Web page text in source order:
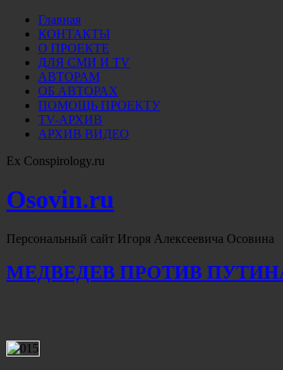
Главная
КОНТАКТЫ
О ПРОЕКТЕ
ДЛЯ СМИ И TV
АВТОРАМ
ОБ АВТОРАХ
ПОМОЩЬ ПРОЕКТУ
TV-АРХИВ
АРХИВ ВИДЕО
Ex Conspirology.ru
Osovin.ru
Персональный сайт Игоря Алексеевича Осовина
МЕДВЕДЕВ ПРОТИВ